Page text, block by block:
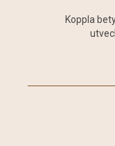
Koppla